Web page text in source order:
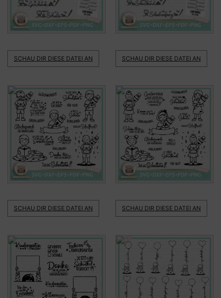
SCHAU DIR DIESE DATEI AN SCHAU DIR DIESE DATEI AN
SCHAU DIR DIESE DATEI AN SCHAU DIR DIESE DATEI AN